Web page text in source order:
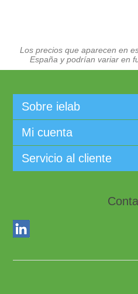
Los precios que aparecen en
España y podrían variar en
Sobre ielab
Mi cuenta
Servicio al cliente